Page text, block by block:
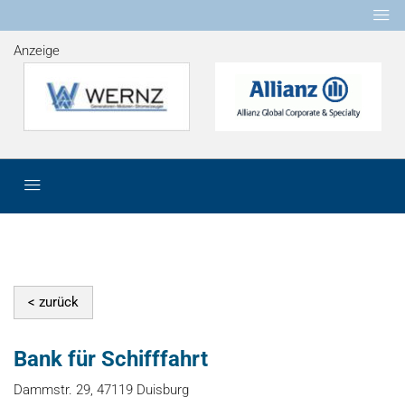
Anzeige
Bank für Schifffahrt
Dammstr. 29, 47119 Duisburg